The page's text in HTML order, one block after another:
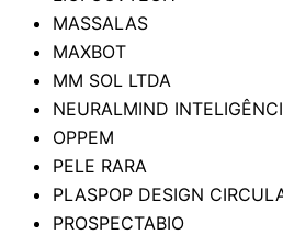
MASSALAS
MAXBOT
MM SOL LTDA
NEURALMIND
OPPEM
PELE RARA
PLASPOP DESIGN
PROSPECTABIO